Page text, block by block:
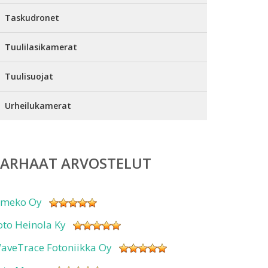
Taskudronet
Tuulilasikamerat
Tuulisuojat
Urheilukamerat
ARVOSTELUT
Oy
Heinola Ky
Fotoniikka Oy